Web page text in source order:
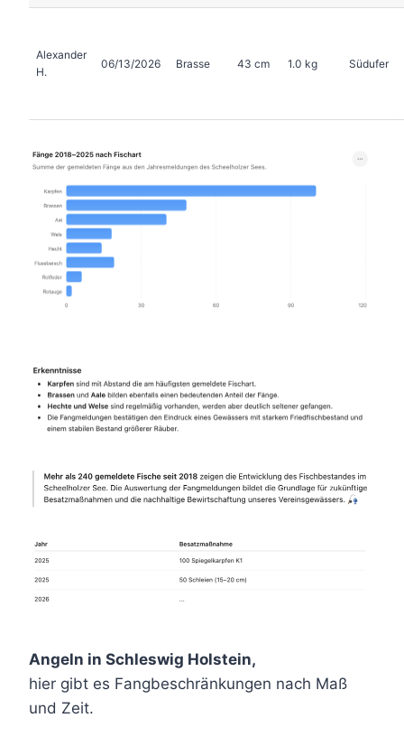
Alexander
H.
06/13/2026 Brasse 43 cm 1.0 kg Südufer
Angeln in Schleswig Holstein,
hier gibt es Fangbeschränkungen nach Maß
und Zeit.